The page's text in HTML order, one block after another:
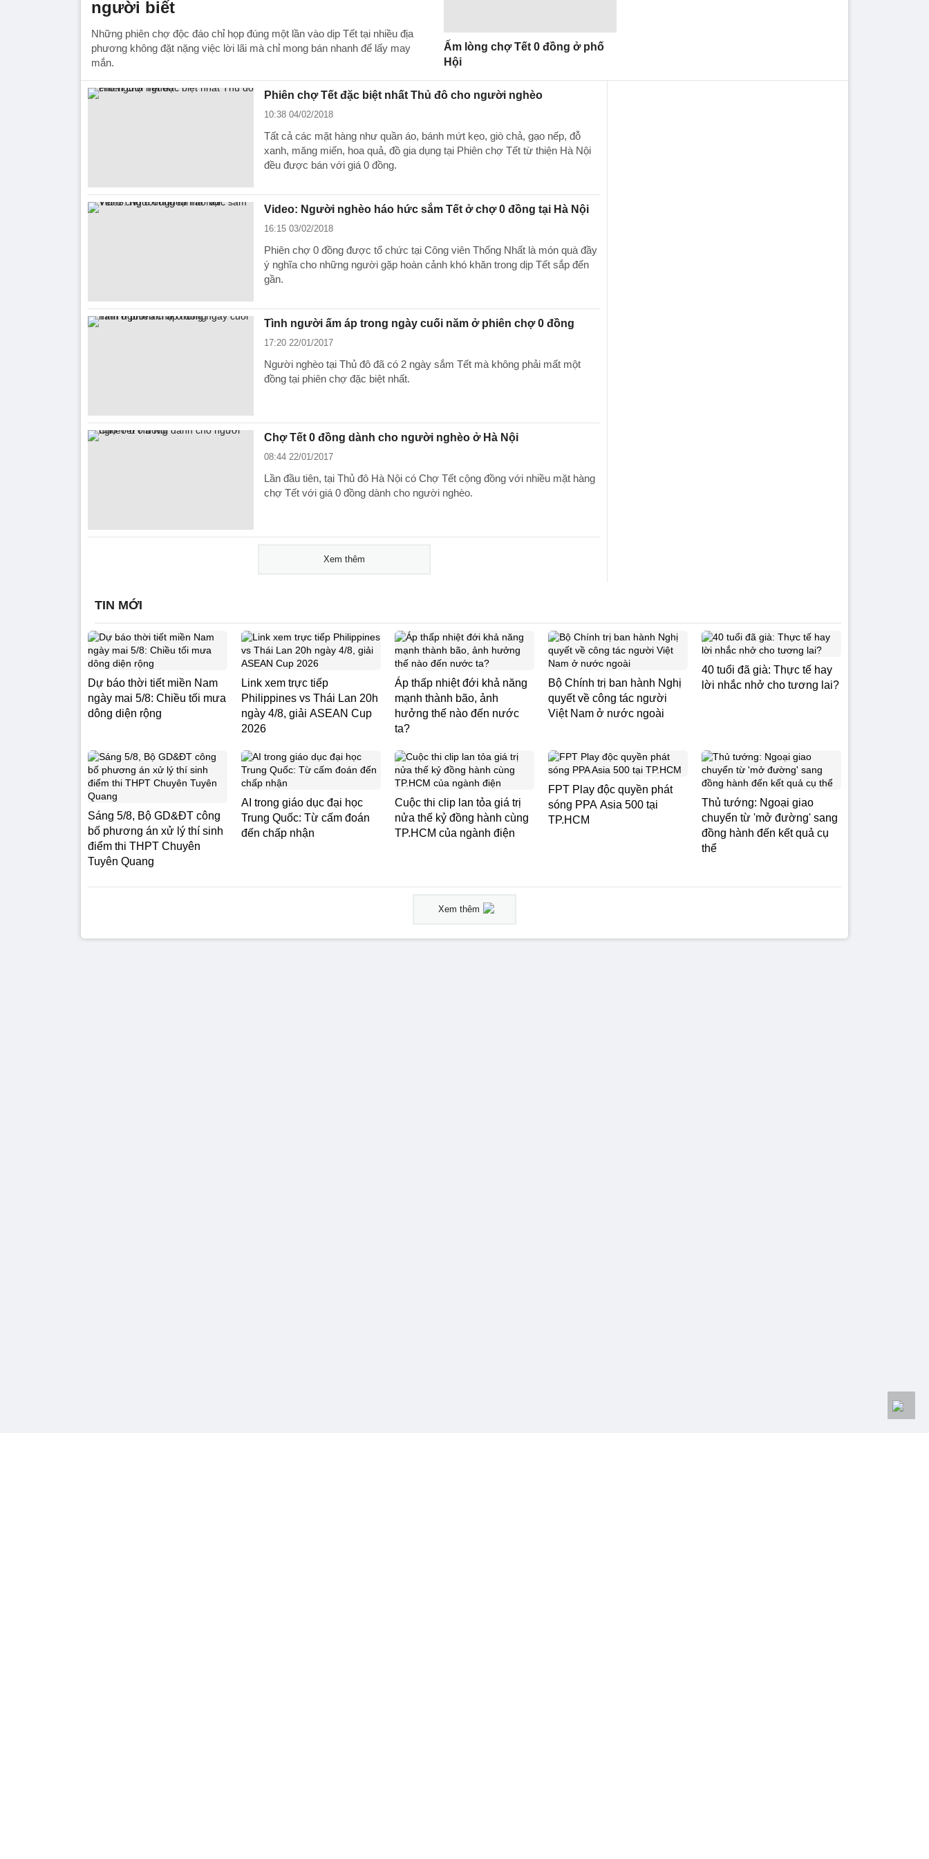
người biết
Những phiên chợ độc đáo chỉ họp đúng một lần vào dịp Tết tại nhiều địa
phương không đặt nặng việc lời lãi mà chỉ mong bán nhanh để lấy may
mắn.
Ấm lòng chợ Tết 0 đồng ở phố
Hội
Phiên chợ Tết đặc biệt nhất Thủ đô cho người nghèo
10:38 04/02/2018
Tất cả các mặt hàng như quần áo, bánh mứt kẹo, giò chả, gạo nếp, đỗ
xanh, măng miến, hoa quả, đồ gia dụng tại Phiên chợ Tết từ thiện Hà Nội
đều được bán với giá 0 đồng.
Video: Người nghèo háo hức sắm Tết ở chợ 0 đồng tại Hà Nội
16:15 03/02/2018
Phiên chợ 0 đồng được tổ chức tại Công viên Thống Nhất là món quà đầy
ý nghĩa cho những người gặp hoàn cảnh khó khăn trong dịp Tết sắp đến
gần.
Tình người ấm áp trong ngày cuối năm ở phiên chợ 0 đồng
17:20 22/01/2017
Người nghèo tại Thủ đô đã có 2 ngày sắm Tết mà không phải mất một
đồng tại phiên chợ đặc biệt nhất.
Chợ Tết 0 đồng dành cho người nghèo ở Hà Nội
08:44 22/01/2017
Lần đầu tiên, tại Thủ đô Hà Nội có Chợ Tết cộng đồng với nhiều mặt hàng
chợ Tết với giá 0 đồng dành cho người nghèo.
Xem thêm
TIN MỚI
Dự báo thời tiết miền Nam
ngày mai 5/8: Chiều tối mưa
dông diện rộng
Link xem trực tiếp
Philippines vs Thái Lan 20h
ngày 4/8, giải ASEAN Cup
2026
Áp thấp nhiệt đới khả năng
mạnh thành bão, ảnh
hưởng thế nào đến nước
ta?
Bộ Chính trị ban hành Nghị
quyết về công tác người
Việt Nam ở nước ngoài
40 tuổi đã già: Thực tế hay
lời nhắc nhở cho tương lai?
Sáng 5/8, Bộ GD&ĐT công
bố phương án xử lý thí sinh
điểm thi THPT Chuyên
Tuyên Quang
AI trong giáo dục đại học
Trung Quốc: Từ cấm đoán
đến chấp nhận
Cuộc thi clip lan tỏa giá trị
nửa thế kỷ đồng hành cùng
TP.HCM của ngành điện
FPT Play độc quyền phát
sóng PPA Asia 500 tại
TP.HCM
Thủ tướng: Ngoại giao
chuyển từ 'mở đường' sang
đồng hành đến kết quả cụ
thể
Xem thêm